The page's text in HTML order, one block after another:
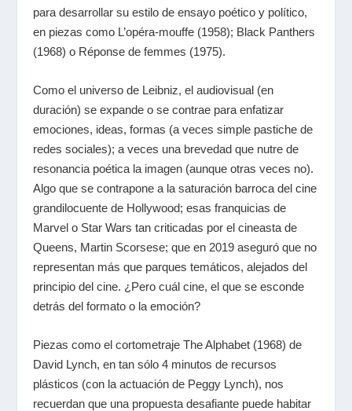
para desarrollar su estilo de ensayo poético y político,
en piezas como L’opéra-mouffe (1958); Black Panthers
(1968) o Réponse de femmes (1975).
Como el universo de Leibniz, el audiovisual (en
duración) se expande o se contrae para enfatizar
emociones, ideas, formas (a veces simple pastiche de
redes sociales); a veces una brevedad que nutre de
resonancia poética la imagen (aunque otras veces no).
Algo que se contrapone a la saturación barroca del cine
grandilocuente de Hollywood; esas franquicias de
Marvel o Star Wars tan criticadas por el cineasta de
Queens, Martin Scorsese; que en 2019 aseguró que no
representan más que parques temáticos, alejados del
principio del cine. ¿Pero cuál cine, el que se esconde
detrás del formato o la emoción?
Piezas como el cortometrajeThe Alphabet (1968) de
David Lynch, en tan sólo 4 minutos de recursos
plásticos (con la actuación de Peggy Lynch), nos
recuerdan que una propuesta desafiante puede habitar